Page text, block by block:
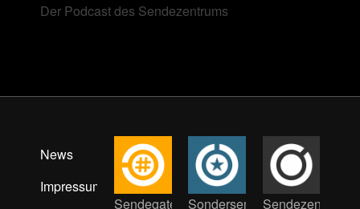
Der Podcast des Sendezentrums
News
Impressum
Sendegate SondersendungSendezentrum